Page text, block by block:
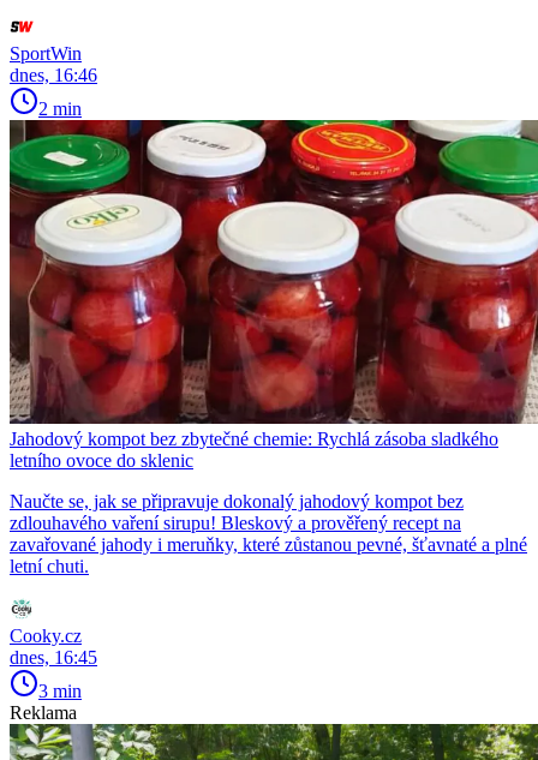
SportWin
dnes, 16:46
2 min
Jahodový kompot bez zbytečné chemie: Rychlá zásoba sladkého
letního ovoce do sklenic
Naučte se, jak se připravuje dokonalý jahodový kompot bez
zdlouhavého vaření sirupu! Bleskový a prověřený recept na
zavařované jahody i meruňky, které zůstanou pevné, šťavnaté a plné
letní chuti.
Cooky.cz
dnes, 16:45
3 min
Reklama